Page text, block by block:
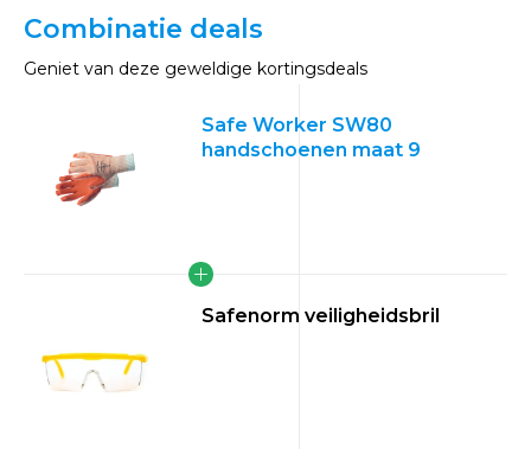
Combinatie deals
Geniet van deze geweldige kortingsdeals
Safe Worker SW80
handschoenen maat 9
Safenorm veiligheidsbril